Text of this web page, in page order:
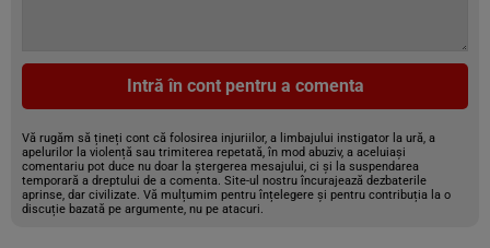
Intră în cont pentru a comenta
Vă rugăm să țineți cont că folosirea injuriilor, a limbajului instigator la ură, a
apelurilor la violență sau trimiterea repetată, în mod abuziv, a aceluiași
comentariu pot duce nu doar la ștergerea mesajului, ci și la suspendarea
temporară a dreptului de a comenta. Site-ul nostru încurajează dezbaterile
aprinse, dar civilizate. Vă mulțumim pentru înțelegere și pentru contribuția la o
discuție bazată pe argumente, nu pe atacuri.